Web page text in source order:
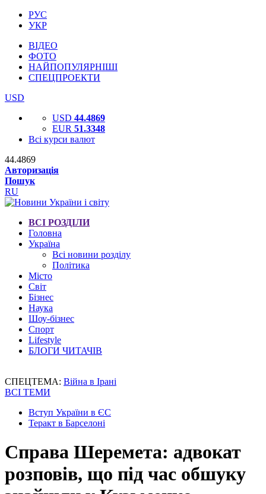
РУС
УКР
ВІДЕО
ФОТО
НАЙПОПУЛЯРНІШІ
СПЕЦПРОЕКТИ
USD
USD 44.4869
EUR 51.3348
Всі курси валют
44.4869
Авторизація
Пошук
RU
ВСІ РОЗДІЛИ
Головна
Україна
Всі новини розділу
Політика
Місто
Світ
Бізнес
Наука
Шоу-бізнес
Спорт
Lifestyle
БЛОГИ ЧИТАЧІВ
СПЕЦТЕМА: Війна в Ірані
ВСІ ТЕМИ
Вступ України в ЄС
Теракт в Барселоні
Справа Шеремета: адвокат
розповів, що під час обшуку